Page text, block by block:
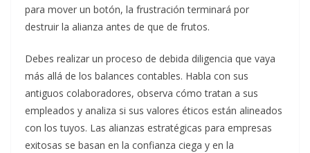
para mover un botón, la frustración terminará por
destruir la alianza antes de que de frutos.
Debes realizar un proceso de debida diligencia que vaya
más allá de los balances contables. Habla con sus
antiguos colaboradores, observa cómo tratan a sus
empleados y analiza si sus valores éticos están alineados
con los tuyos. Las alianzas estratégicas para empresas
exitosas se basan en la confianza ciega y en la